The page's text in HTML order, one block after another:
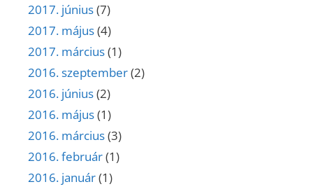
2017. június(7)
2017. május(4)
2017. március(1)
2016. szeptember(2)
2016. június(2)
2016. május(1)
2016. március(3)
2016. február(1)
2016. január(1)